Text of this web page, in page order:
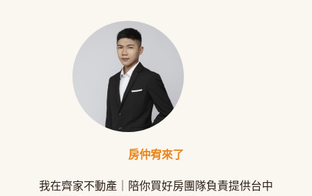
房仲宥來了
我在齊家不動產｜陪你買好房團隊負責提供台中